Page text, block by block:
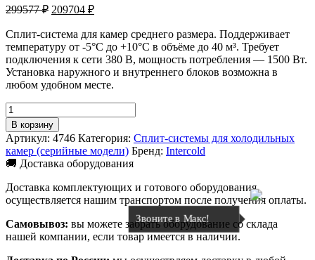
299577₽ Первоначальная
составляла
299577 ₽.
209704 ₽Текущая
209704 ₽.
Сплит-система для камер среднего размера. Поддерживает
температуру от -5°C до +10°C в объёме до 40 м³. Требует
подключения к сети 380 В, мощность потребления — 1500 Вт.
Установка наружного и внутреннего блоков возможна в
любом удобном месте.
Количество
товара
Холодильная
сплит-
система
Intercold
МСМ
331
В корзину
Артикул: 4746 Категория: Сплит-системы для холодильных
камер (серийные модели) Бренд: Intercold
🚚 Доставка оборудования
Доставка комплектующих и готового оборудования
осуществляется нашим транспортом после получения оплаты.
Самовывоз: вы можете забрать оборудование со склада
нашей компании, если товар имеется в наличии.
Звоните в Макс!